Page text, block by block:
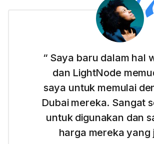
“ Saya baru dalam hal
dan LightNode
saya untuk memulai
Dubai mereka. Sangat
untuk digunakan dan
harga mereka yang